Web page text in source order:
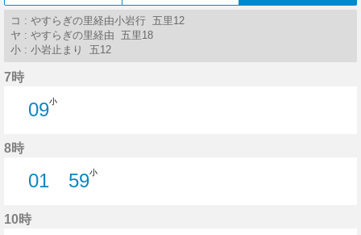
コ : やすらぎの里経由小岩行 五里12
ヤ : やすらぎの里経由 五里18
小 : 小岩止まり 五12
7時
09小
8時
01
59小
10時